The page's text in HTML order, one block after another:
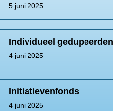
5 juni 2025
Individueel gedupeerden
4 juni 2025
Initiatievenfonds
4 juni 2025